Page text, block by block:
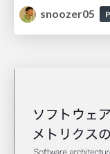
snoozer05